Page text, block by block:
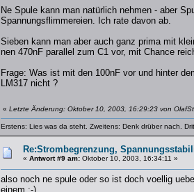
Ne Spule kann man natürlich nehmen - aber
Spannungsflimmereien. Ich rate davon ab.
Sieben kann man aber auch ganz prima mit
nen 470nF parallel zum C1 vor, mit Chance
Frage: Was ist mit den 100nF vor und hinter
LM317 nicht ?
« Letzte Änderung: Oktober 10, 2003, 16:29:23 von OlafSt
Erstens: Lies was da steht. Zweitens: Denk drüber nach.
Re:Strombegrenzung,
« Antwort #9 am: Oktober 10, 2003, 16:34:11 »
also noch ne spule oder so ist doch voellig
einem ;-)